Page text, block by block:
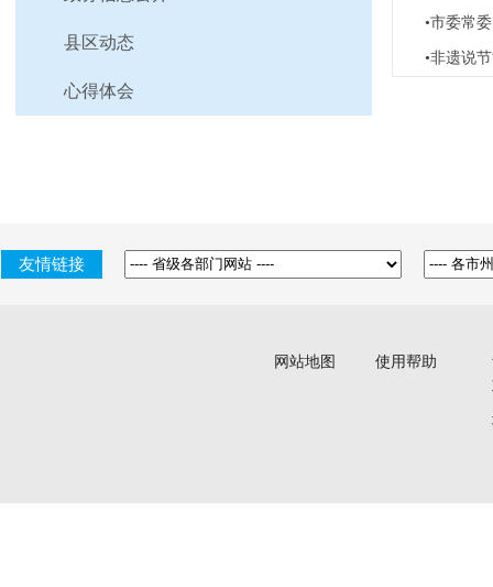
县区动态
心得体会
•市委常
•非遗说
友情链接
网站地图 使用帮助